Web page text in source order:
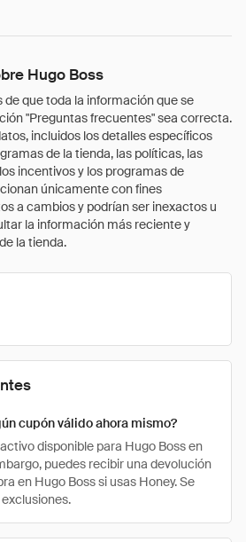
Hugo Boss
que toda la información que se
"Preguntas frecuentes" sea correcta.
incluidos los detalles específicos
de la tienda, las políticas, las
incentivos y los programas de
únicamente con fines
a cambios y podrían ser inexactos u
la información más reciente y
la tienda.
cupón válido ahora mismo?
disponible para Hugo Boss en
puedes recibir una devolución
en Hugo Boss si usas Honey. Se
exclusiones.